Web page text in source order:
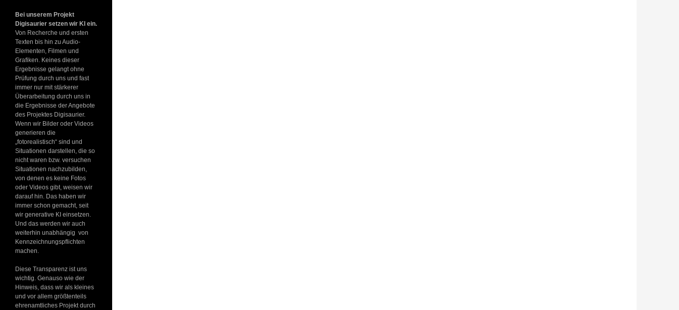
Bei unserem Projekt
Digisaurier setzen wir KI ein.
Von Recherche und ersten
Texten bis hin zu Audio-
Elementen, Filmen und
Grafiken. Keines dieser
Ergebnisse gelangt ohne
Prüfung durch uns und fast
immer nur mit stärkerer
Überarbeitung durch uns in
die Ergebnisse der Angebote
des Projektes Digisaurier.
Wenn wir Bilder oder Videos
generieren die
„fotorealistisch“ sind und
Situationen darstellen, die so
nicht waren bzw. versuchen
Situationen nachzubilden,
von denen es keine Fotos
oder Videos gibt, weisen wir
darauf hin. Das haben wir
immer schon gemacht, seit
wir generative KI einsetzen.
Und das werden wir auch
weiterhin unabhängig von
Kennzeichnungspflichten
machen.
Diese Transparenz ist uns
wichtig. Genauso wie der
Hinweis, dass wir als kleines
und vor allem größtenteils
ehrenamtliches Projekt durch